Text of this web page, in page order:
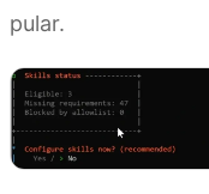
pular.